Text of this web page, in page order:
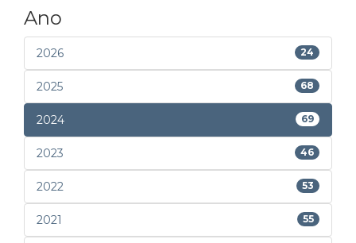
Ano
2026 24
2025 68
2024 69
2023 46
2022 53
2021 55